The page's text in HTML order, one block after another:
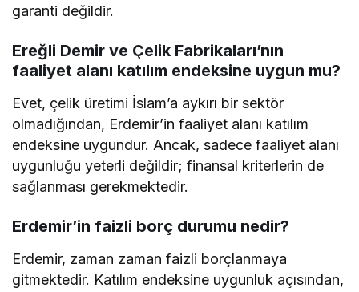
garanti değildir.
Ereğli Demir ve Çelik Fabrikaları’nın
faaliyet alanı katılım endeksine uygun mu?
Evet, çelik üretimi İslam’a aykırı bir sektör
olmadığından, Erdemir’in faaliyet alanı katılım
endeksine uygundur. Ancak, sadece faaliyet alanı
uygunluğu yeterli değildir; finansal kriterlerin de
sağlanması gerekmektedir.
Erdemir’in faizli borç durumu nedir?
Erdemir, zaman zaman faizli borçlanmaya
gitmektedir. Katılım endeksine uygunluk açısından,